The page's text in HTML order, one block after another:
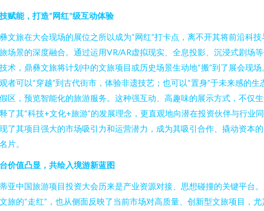
赋能，打造“网红”级互动体验
文旅在大会现场的展位之所以成为“网红”打卡点，离不开其将前沿科技
场景的深度融合。通过运用VR/AR虚拟现实、全息投影、沉浸式剧场
术，鼎彝文旅将计划中的文旅项目或历史场景生动地“搬”到了展会现场
者可以“穿越”到古代街市，体验非遗技艺；也可以“置身”于未来感的生
区，预览智能化的旅游服务。这种强互动、高趣味的展示方式，不仅
了其“科技+文化+旅游”的发展理念，更直观地向潜在投资伙伴与行业
了其项目强大的市场吸引力和运营潜力，成为其吸引合作、撬动资本
片。
价值凸显，共绘入境游新蓝图
亚中国旅游项目投资大会历来是产业资源对接、思想碰撞的关键平台
旅的“走红”，也从侧面反映了当前市场对高质量、创新型文旅项目，尤